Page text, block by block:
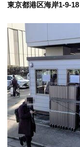
東京都港区海岸1-9-18